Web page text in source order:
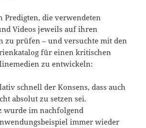
Predigten, die verwendeten
Videos jeweils auf ihren
zu prüfen – und versuchte mit den
für einen kritischen
zu entwickeln:
schnell der Konsens, dass auch
absolut zu setzen sei.
wurde im nachfolgend
immer wieder